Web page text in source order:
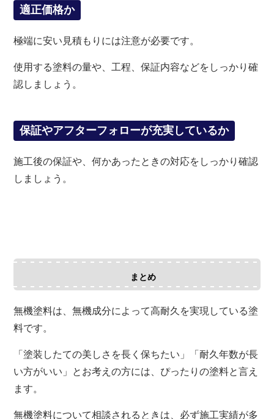
適正価格か
極端に安い見積もりには注意が必要です。
使用する塗料の量や、工程、保証内容などをしっかり確
認しましょう。
保証やアフターフォローが充実しているか
施工後の保証や、何かあったときの対応をしっかり確認
しましょう。
まとめ
無機塗料は、無機成分によって高耐久を実現している塗
料です。
「塗装したての美しさを長く保ちたい」「耐久年数が長
い方がいい」とお考えの方には、ぴったりの塗料と言え
ます。
無機塗料について相談されるときは、必ず施工実績が多